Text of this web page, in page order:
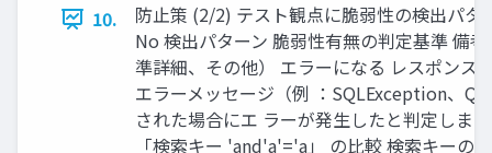
10.
防止策 (2/2) テスト観点に脆弱性の検出パタ
No 検出パターン 脆弱性有無の判定基準 備
準詳細、その他） エラーになる レスポンス
エラーメッセージ（例 ：SQLException、
された場合にエ ラーが発生したと判定しま
「検索キー 'and'a'='a」 の比較 検索キーの